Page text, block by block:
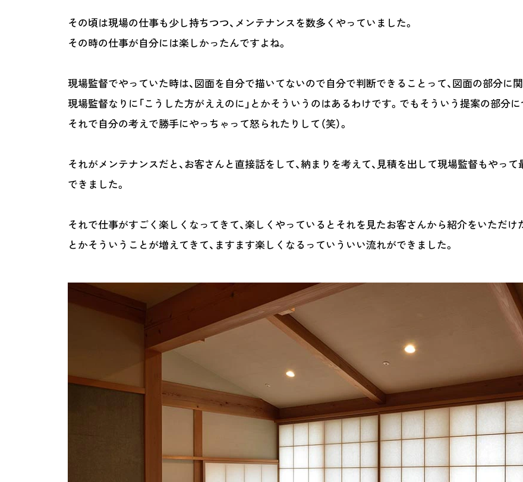
その頃は現場の仕事も少し持ちつつ、メンテナンスを数多くやっていました。
その時の仕事が自分には楽しかったんですよね。
現場監督でやっていた時は、図面を自分で描いてないので自分で判断できることって、図面の部分に
現場監督なりに「こうした方がええのに」とかそういうのはあるわけです。でもそういう提案の部分
それで自分の考えで勝手にやっちゃって怒られたりして（笑）。
それがメンテナンスだと、お客さんと直接話をして、納まりを考えて、見積を出して現場監督もやっ
できました。
それで仕事がすごく楽しくなってきて、楽しくやっているとそれを見たお客さんから紹介をいただけ
とかそういうことが増えてきて、ますます楽しくなるっていういい流れができました。